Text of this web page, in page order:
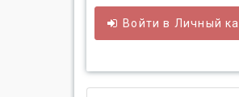
Войти в Личный